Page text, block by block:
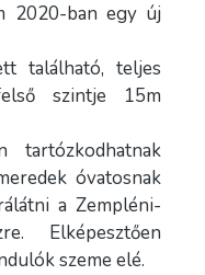
2020-ban egy új
található, teljes
szintje 15m
tartózkodhatnak
óvatosnak
a Zempléni-
Elképesztően
szeme elé.